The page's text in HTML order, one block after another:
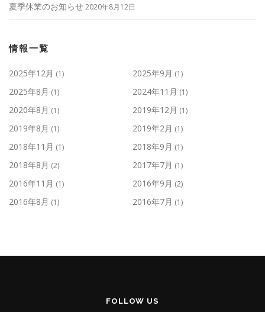
夏季休業のお知らせ2020年8月12日
情報一覧
2025年12月 (1) 2025年9月 (1)
2025年8月 (1) 2024年11月 (1)
2020年8月 (1) 2019年12月 (1)
2019年8月 (1) 2019年2月 (1)
2018年11月 (1) 2018年9月 (1)
2018年8月 (2) 2017年7月 (1)
2016年11月 (1) 2016年9月 (2)
2016年8月 (1) 2016年7月 (1)
FOLLOW US